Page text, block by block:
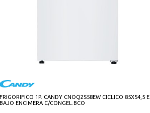
FRIGORIFICO 1P. CANDY CNOQ2S58EW CICLICO 85X54,5 E
BAJO ENCIMERA C/CONGEL.BCO